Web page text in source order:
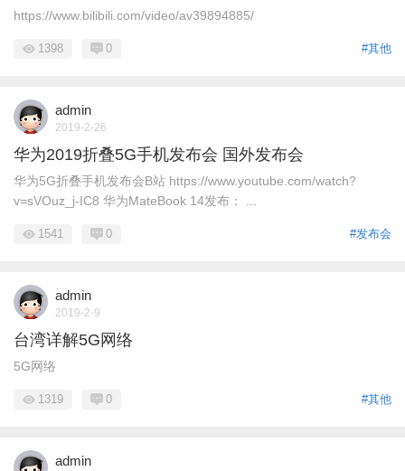
https://www.bilibili.com/video/av39894885/
#其他
1398 0
admin
2019-2-26
华为2019折叠5G手机发布会 国外发布会
华为5G折叠手机发布会B站 https://www.youtube.com/watch?
v=sVOuz_j-IC8 华为MateBook 14发布： ...
#发布会
1541 0
admin
2019-2-9
台湾详解5G网络
5G网络
#其他
1319 0
admin